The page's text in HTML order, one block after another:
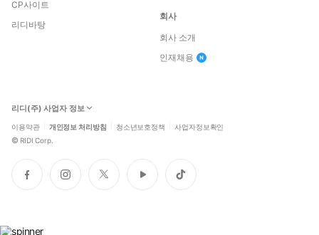
CP사이트
리디바탕
회사
회사 소개
인재채용
리디(주) 사업자 정보
이용약관 개인정보 처리방침 청소년보호정책 사업자정보확인
© RIDI Corp.
페
이
인
스
트
위
유
튜
틱
톡